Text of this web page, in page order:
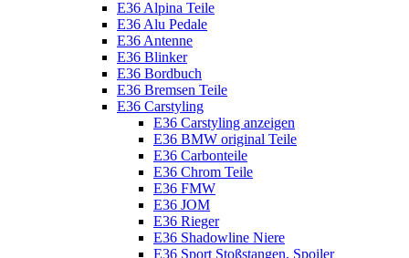
E36 Alpina Teile
E36 Alu Pedale
E36 Antenne
E36 Blinker
E36 Bordbuch
E36 Bremsen Teile
E36 Carstyling
E36 Carstyling anzeigen
E36 BMW original Teile
E36 Carbonteile
E36 Chrom Teile
E36 FMW
E36 JOM
E36 Rieger
E36 Shadowline Niere
E36 Sport Stoßstangen, Spoiler